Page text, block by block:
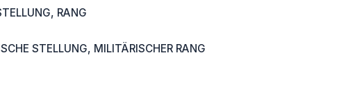
RANG
STELLUNG, MILITÄRISCHER RANG